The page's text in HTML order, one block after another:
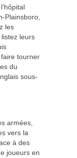
Plainsboro,
les
leurs
tourner
du
sous-
armées,
vers la
à des
joueurs en